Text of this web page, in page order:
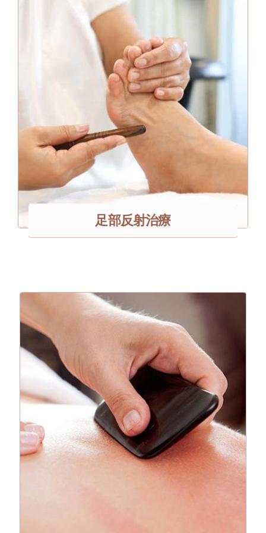
足部反射治療